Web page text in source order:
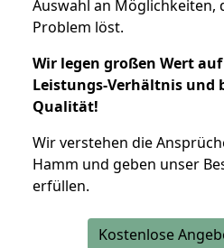
Auswahl an Möglichkeiten,
Problem löst.
Wir legen großen Wert
Leistungs-Verhältnis und
Qualität!
Wir verstehen die
Hamm und geben unser
erfüllen.
Kostenlose